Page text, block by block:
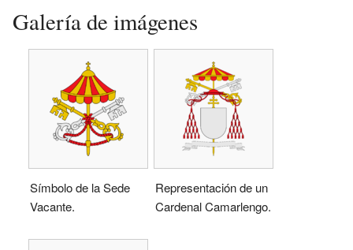
Galería de imágenes
Símbolo de la Sede
Vacante.
Representación de un
Cardenal Camarlengo.